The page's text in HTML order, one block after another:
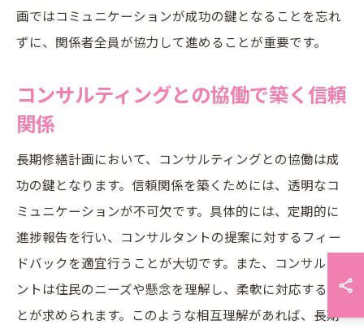
画ではコミュニケーションが成功の鍵となることを忘れ
ずに、関係者全員が協力して進めることが重要です。
コンサルティングとの協働で築く信頼
関係
長期修繕計画において、コンサルティングとの協働は成
功の鍵となります。信頼関係を築くためには、透明なコ
ミュニケーションが不可欠です。具体的には、定期的に
進捗報告を行い、コンサルタントの提案に対するフィー
ドバックを適宜行うことが大切です。また、コンサルタ
ントは住民のニーズや懸念を理解し、柔軟に対応するこ
とが求められます。このような相互理解があれば、長期